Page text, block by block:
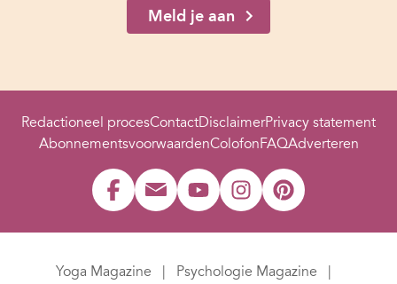
Meld je aan
Redactioneel procesContactDisclaimerPrivacy statement
AbonnementsvoorwaardenColofonFAQAdverteren
Yoga Magazine
Psychologie Magazine